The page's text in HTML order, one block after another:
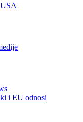
i EU odnosi